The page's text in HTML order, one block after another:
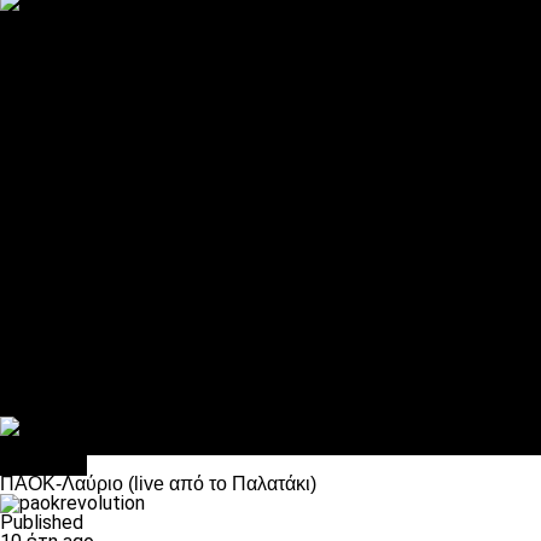
ΠΑΟΚ-Λαύριο (live από το Παλατάκι)
Published